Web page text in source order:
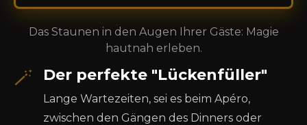
Das Staunen in den Augen Ihrer Gäste: Magie
hautnah erleben.
🪄 Der perfekte "Lückenfüller"
Lange Wartezeiten, sei es beim Apéro,
zwischen den Gängen des Dinners oder